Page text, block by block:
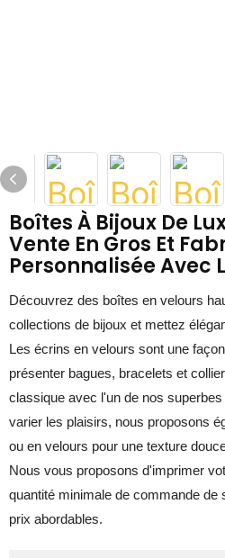
Boîtes À Bijoux De
Vente En Gros Et
Personnalisée Avec
Découvrez des boîtes en velours
collections de bijoux et mettez
Les écrins en velours sont une
présenter bagues, bracelets et
classique avec l'un de nos
varier les plaisirs, nous proposons
ou en velours pour une texture
Nous vous proposons d'imprimer
quantité minimale de commande de
prix abordables.